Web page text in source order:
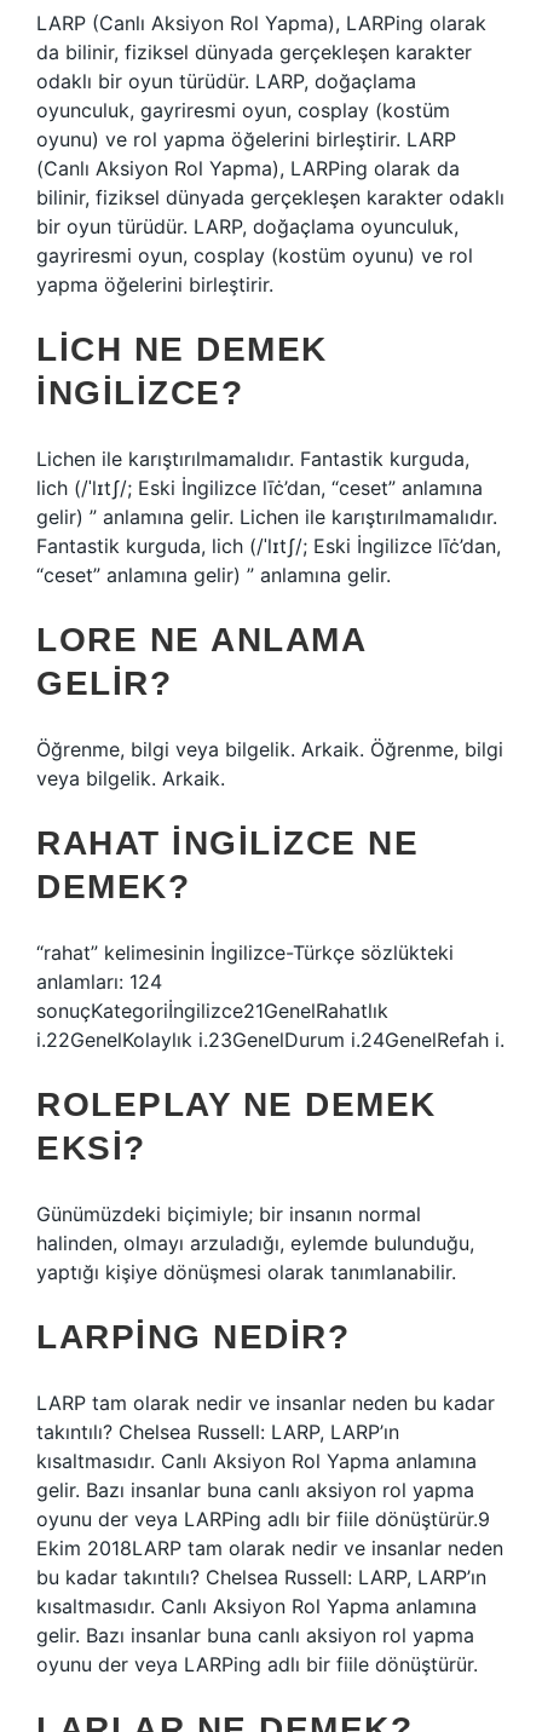
LARP (Canlı Aksiyon Rol Yapma), LARPing olarak
da bilinir, fiziksel dünyada gerçekleşen karakter
odaklı bir oyun türüdür. LARP, doğaçlama
oyunculuk, gayriresmi oyun, cosplay (kostüm
oyunu) ve rol yapma öğelerini birleştirir. LARP
(Canlı Aksiyon Rol Yapma), LARPing olarak da
bilinir, fiziksel dünyada gerçekleşen karakter odaklı
bir oyun türüdür. LARP, doğaçlama oyunculuk,
gayriresmi oyun, cosplay (kostüm oyunu) ve rol
yapma öğelerini birleştirir.
LICH NE DEMEK
INGILIZCE?
Lichen ile karıştırılmamalıdır. Fantastik kurguda,
lich (/ˈlɪtʃ/; Eski İngilizce līċ’dan, “ceset” anlamına
gelir) ” anlamına gelir. Lichen ile karıştırılmamalıdır.
Fantastik kurguda, lich (/ˈlɪtʃ/; Eski İngilizce līċ’dan,
“ceset” anlamına gelir) ” anlamına gelir.
LORE NE ANLAMA
GELIR?
Öğrenme, bilgi veya bilgelik. Arkaik. Öğrenme, bilgi
veya bilgelik. Arkaik.
RAHAT İNGILIZCE NE
DEMEK?
“rahat” kelimesinin İngilizce-Türkçe sözlükteki
anlamları: 124
sonuçKategoriİngilizce21GenelRahatlık
i.22GenelKolaylık i.23GenelDurum i.24GenelRefah i.
ROLEPLAY NE DEMEK
EKSI?
Günümüzdeki biçimiyle; bir insanın normal
halinden, olmayı arzuladığı, eylemde bulunduğu,
yaptığı kişiye dönüşmesi olarak tanımlanabilir.
LARPING NEDIR?
LARP tam olarak nedir ve insanlar neden bu kadar
takıntılı? Chelsea Russell: LARP, LARP’ın
kısaltmasıdır. Canlı Aksiyon Rol Yapma anlamına
gelir. Bazı insanlar buna canlı aksiyon rol yapma
oyunu der veya LARPing adlı bir fiile dönüştürür.9
Ekim 2018LARP tam olarak nedir ve insanlar neden
bu kadar takıntılı? Chelsea Russell: LARP, LARP’ın
kısaltmasıdır. Canlı Aksiyon Rol Yapma anlamına
gelir. Bazı insanlar buna canlı aksiyon rol yapma
oyunu der veya LARPing adlı bir fiile dönüştürür.